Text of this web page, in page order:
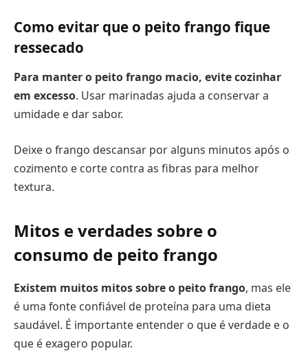
Como evitar que o peito frango fique
ressecado
Para manter o peito frango macio, evite cozinhar
em excesso. Usar marinadas ajuda a conservar a
umidade e dar sabor.
Deixe o frango descansar por alguns minutos após o
cozimento e corte contra as fibras para melhor
textura.
Mitos e verdades sobre o
consumo de peito frango
Existem muitos mitos sobre o peito frango, mas ele
é uma fonte confiável de proteína para uma dieta
saudável. É importante entender o que é verdade e o
que é exagero popular.